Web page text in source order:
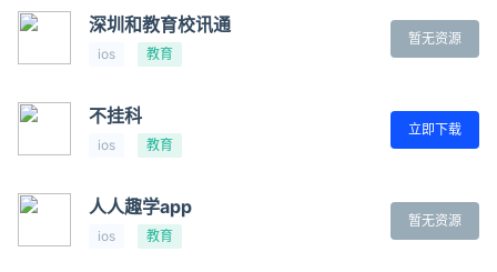
深圳和教育校讯通
ios 教育
暂无资源
不挂科
ios 教育
立即下载
人人趣学app
ios 教育
暂无资源